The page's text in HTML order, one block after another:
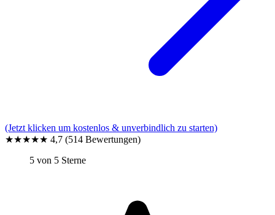
(Jetzt klicken um kostenlos & unverbindlich zu starten)
★★★★★ 4,7 (514 Bewertungen)
5 von 5 Sterne